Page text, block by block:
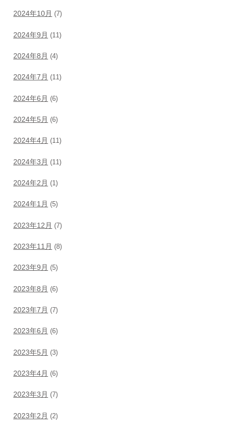
2024年10月 (7)
2024年9月 (11)
2024年8月 (4)
2024年7月 (11)
2024年6月 (6)
2024年5月 (6)
2024年4月 (11)
2024年3月 (11)
2024年2月 (1)
2024年1月 (5)
2023年12月 (7)
2023年11月 (8)
2023年9月 (5)
2023年8月 (6)
2023年7月 (7)
2023年6月 (6)
2023年5月 (3)
2023年4月 (6)
2023年3月 (7)
2023年2月 (2)